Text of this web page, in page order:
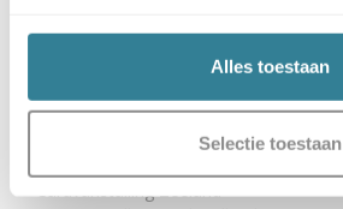
Alles toestaan
Selectie toestaan
Caravanstalling Groningen
Caravanstalling Limburg
Caravanstalling Noord-Holland
Caravanstalling Overijssel
Caravanstalling Zeeland